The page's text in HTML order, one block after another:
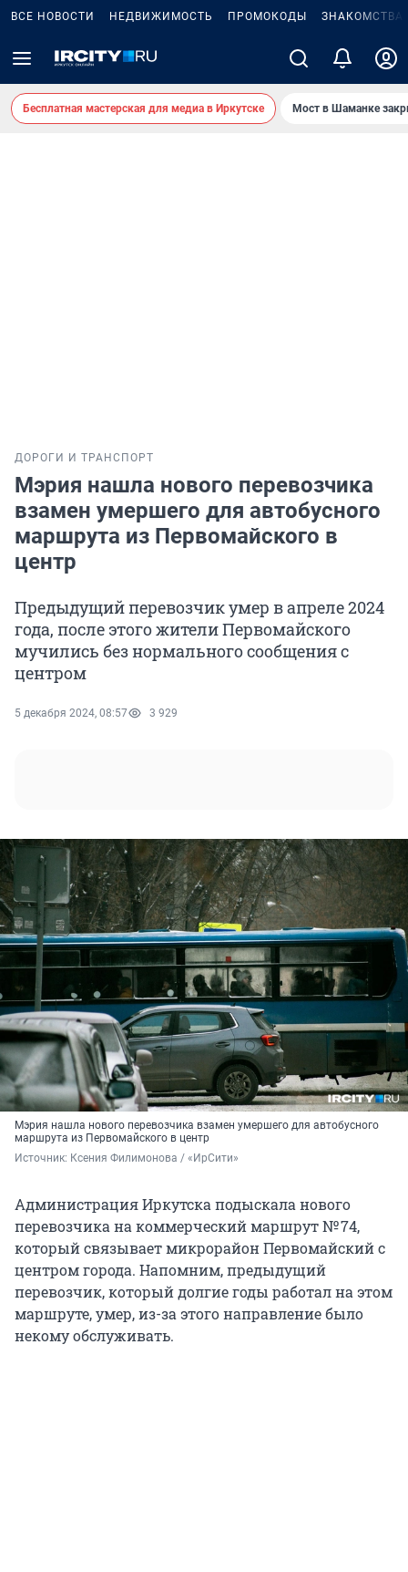
ВСЕ НОВОСТИ НЕДВИЖИМОСТЬ ПРОМОКОДЫ ЗНАКОМСТВА
Бесплатная мастерская для медиа в Иркутске Мост в Шаманке
ДОРОГИ И ТРАНСПОРТ
Мэрия нашла нового перевозчика
взамен умершего для автобусного
маршрута из Первомайского в
центр
Предыдущий перевозчик умер в апреле 2024
года, после этого жители Первомайского
мучились без нормального сообщения с
центром
5 декабря 2024, 08:57 3 929
Мэрия нашла нового перевозчика взамен умершего для автобусного
маршрута из Первомайского в центр
Источник: Ксения Филимонова / «ИрСити»
Администрация Иркутска подыскала нового
перевозчика на коммерческий маршрут № 74,
который связывает микрорайон Первомайский с
центром города. Напомним, предыдущий
перевозчик, который долгие годы работал на этом
маршруте, умер, из-за этого направление было
некому обслуживать.